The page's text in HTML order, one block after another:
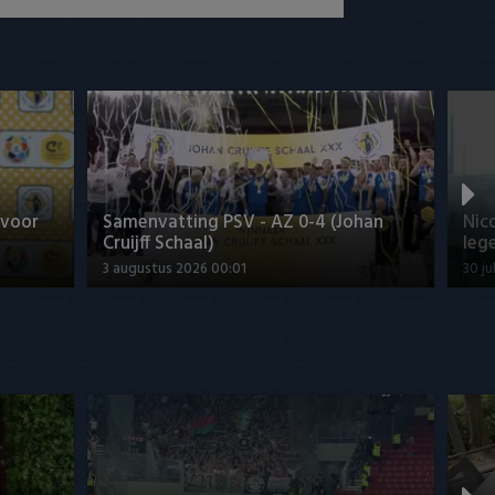
Samenvatting PSV - AZ 0-4 (Johan
Cruijff Schaal)
3 augustus 2026 00:01 30